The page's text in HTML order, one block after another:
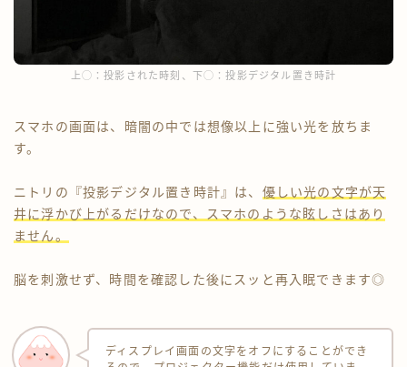
上◯：投影された時刻、下◯：投影デジタル置き時計
スマホの画面は、暗闇の中では想像以上に強い光を放ちま
す。
ニトリの『投影デジタル置き時計』は、 優しい光の文字が天
井に浮かび上がるだけなので、スマホのような眩しさはあり
ません。
脳を刺激せず、時間を確認した後にスッと再入眠できます◎
ディスプレイ画面の文字をオフにすることができ